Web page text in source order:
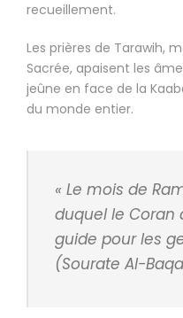
recueillement.
Les prières de Tarawih,
Sacrée, apaisent les
jeûne en face de la
du monde entier.
« Le mois de
duquel le
guide pour les
(Sourate Al-